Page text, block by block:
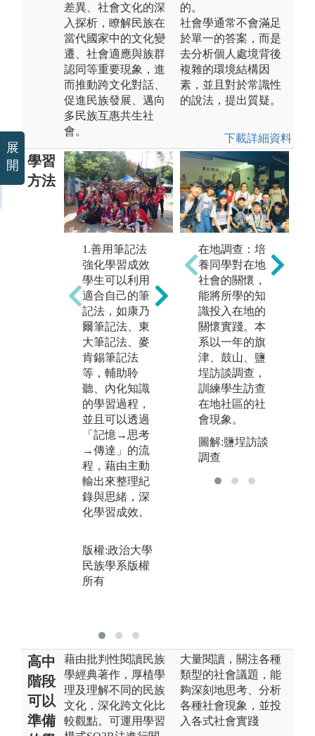
差異、社會文化的深
入探析，瞭解民族在
當代國家中的文化變
遷、社會適應與族群
認同等重要現象，進
而推動跨文化對話、
促進民族發展、邁向
多民族互惠共生社
會。
的。
社會學通常不會滿足
於單一的答案，而是
去分析個人處境背後
複雜的環境結構因
素，並且對於常識性
的說法，提出質疑。
下載詳細資料
學習
方法
1.善用筆記法
強化學習成效
學生可以利用
適合自己的筆
記法，如康乃
爾筆記法、東
大筆記法、麥
肯錫筆記法
等，輔助聆
聽、內化知識
的學習過程，
並且可以透過
「記憶→思考
→傳達」的流
程，藉由主動
輸出來整理紀
錄與思緒，深
化學習成效。
版權:政治大學
民族學系版權
所有
理解文獻資料
透過閱讀與解
析基礎理論與
經典文本，瞭
解民族學相關
學理，以及民
族誌對不同文
化的記錄描
述，藉由吸收
廣泛的民族文
化資料，建立
比較研究(comp
arative research)
的基礎。
版權:政治大學
在地調查：培
養同學對在地
社會的關懷，
能將所學的知
識投入在地的
關懷實踐。本
系以一年的旗
津、鼓山、鹽
埕訪談調查，
訓練學生訪查
在地社區的社
會現象。
圖解:鹽埕訪談
調查
高中
階段
可以
準備
藉由批判性閱讀民族
學經典著作，厚植學
理及理解不同的民族
文化，深化跨文化比
較觀點。可運用學習
大量閱讀，關注各種
類型的社會議題，能
夠深刻地思考、分析
各種社會現象，並投
入各式社會實踐
展
開